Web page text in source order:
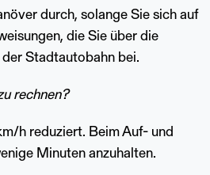
durch, solange Sie sich auf
die Sie über die
Stadtautobahn bei.
rechnen?
h reduziert. Beim Auf- und
Minuten anzuhalten.